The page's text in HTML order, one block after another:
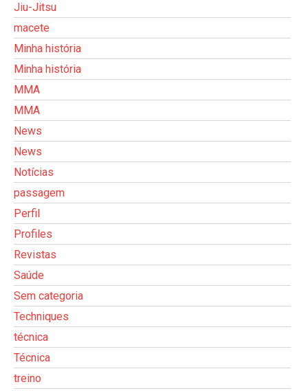
Jiu-Jitsu
macete
Minha história
Minha história
MMA
MMA
News
News
Notícias
passagem
Perfil
Profiles
Revistas
Saúde
Sem categoria
Techniques
técnica
Técnica
treino